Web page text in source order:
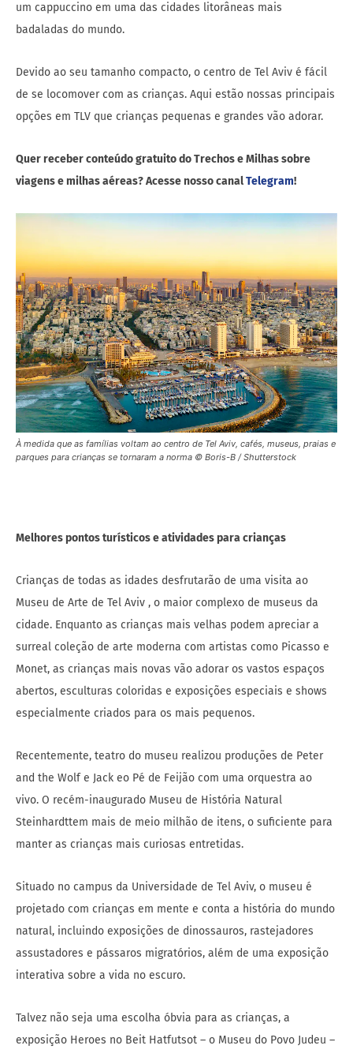
um cappuccino em uma das cidades litorâneas mais
badaladas do mundo.
Devido ao seu tamanho compacto, o centro de Tel Aviv é fácil
de se locomover com as crianças. Aqui estão nossas principais
opções em TLV que crianças pequenas e grandes vão adorar.
Quer receber conteúdo gratuito do Trechos e Milhas sobre
viagens e milhas aéreas? Acesse nosso canalTelegram!
À medida que as famílias voltam ao centro de Tel Aviv, cafés, museus, praias e
parques para crianças se tornaram a norma © Boris-B / Shutterstock
Melhores pontos turísticos e atividades para crianças
Crianças de todas as idades desfrutarão de uma visita ao
Museu de Arte de Tel Aviv , o maior complexo de museus da
cidade. Enquanto as crianças mais velhas podem apreciar a
surreal coleção de arte moderna com artistas como Picasso e
Monet, as crianças mais novas vão adorar os vastos espaços
abertos, esculturas coloridas e exposições especiais e shows
especialmente criados para os mais pequenos.
Recentemente, teatro do museu realizou produções de Peter
and the Wolf e Jack eo Pé de Feijão com uma orquestra ao
vivo. O recém-inaugurado Museu de História Natural
Steinhardttem mais de meio milhão de itens, o suficiente para
manter as crianças mais curiosas entretidas.
Situado no campus da Universidade de Tel Aviv, o museu é
projetado com crianças em mente e conta a história do mundo
natural, incluindo exposições de dinossauros, rastejadores
assustadores e pássaros migratórios, além de uma exposição
interativa sobre a vida no escuro.
Talvez não seja uma escolha óbvia para as crianças, a
exposição Heroes no Beit Hatfutsot – o Museu do Povo Judeu –